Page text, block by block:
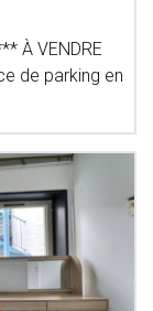
À VENDRE
de parking en